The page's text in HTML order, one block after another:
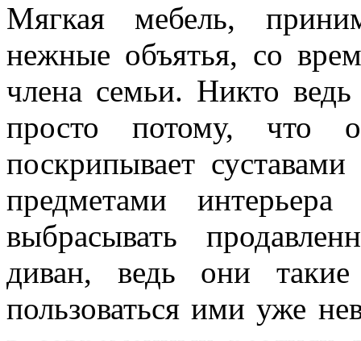
Мягкая мебель,
нежные объятья, со
члена семьи. Никто
просто потому, что
поскрипывает
предметами
выбрасывать
диван, ведь они
пользоваться ими уже